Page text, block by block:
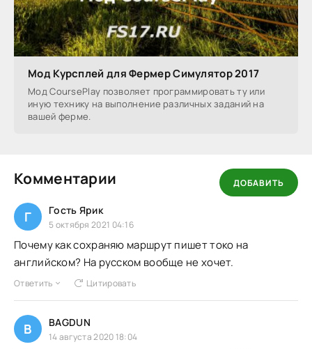
Мод Курсплей для Фермер Симулятор 2017
Мод CoursePlay позволяет программировать ту или
иную технику на выполнение различных заданий на
вашей ферме.
Комментарии ДОБАВИТЬ
Г Гость Ярик
5 октября 2021 04:16
Почему как сохраняю маршрут пишет токо на
английском? На русском вообще не хочет.
Ответить Цитировать
B BAGDUN
14 августа 2020 18:04